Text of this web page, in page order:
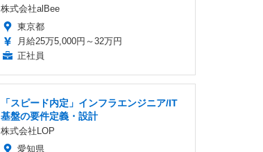
株式会社alBee
東京都
月給25万5,000円～32万円
正社員
「スピード内定」インフラエンジニア/IT
基盤の要件定義・設計
株式会社LOP
愛知県